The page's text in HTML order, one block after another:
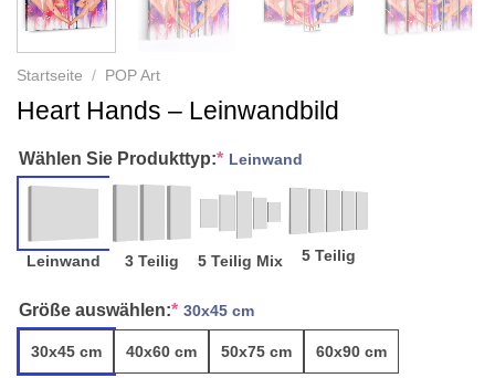
Startseite / POP Art
Heart Hands – Leinwandbild
Wählen Sie Produkttyp:* Leinwand
Leinwand 3 Teilig 5 Teilig Mix 5 Teilig
Größe auswählen:* 30x45 cm
30x45 cm 40x60 cm 50x75 cm 60x90 cm